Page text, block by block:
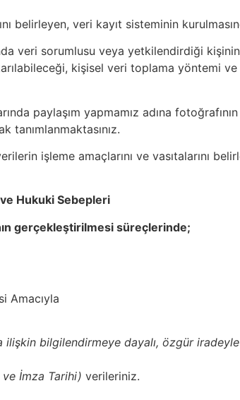
belirleyen, veri kayıt sisteminin
veri sorumlusu veya yetkilendirdiği
kişisel veri toplama yöntemi ve
paylaşım yapmamız adına
işleme amaçlarını ve vasıtalarını
Hukuki Sebepleri
gerçekleştirilmesi süreçlerinde;
Amacıyla
ilişkin bilgilendirmeye dayalı, özgür
ve İmza Tarihi) verileriniz.